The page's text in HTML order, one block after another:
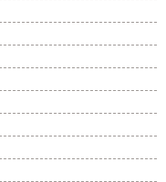
？
笑 先日、池袋の
外国人の方が多く、
の大きな水槽にはサ
！＊湘南の外壁
しやすいお天気です
に行きました!! 私も
たら、またアップ